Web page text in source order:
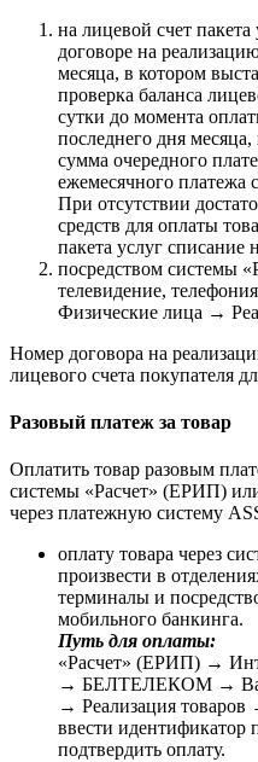
на лицевой счет пакета
договоре на
месяца, в котором
проверка баланса
сутки до момента
последнего дня
сумма очередного
ежемесячного платежа
При отсутствии
средств для оплаты
пакета услуг списание
посредством системы
телевидение,
Физические лица →
Номер договора на
лицевого счета покупателя
Разовый платеж за товар
Оплатить товар разовым
системы «Расчет» (ЕРИП)
через платежную систему
оплату товара через
произвести в
терминалы и
мобильного банкинга.
Путь для оплаты:
«Расчет» (ЕРИП) →
→ БЕЛТЕЛЕКОМ → Ваш
→ Реализация товаров
ввести идентификатор
подтвердить оплату.